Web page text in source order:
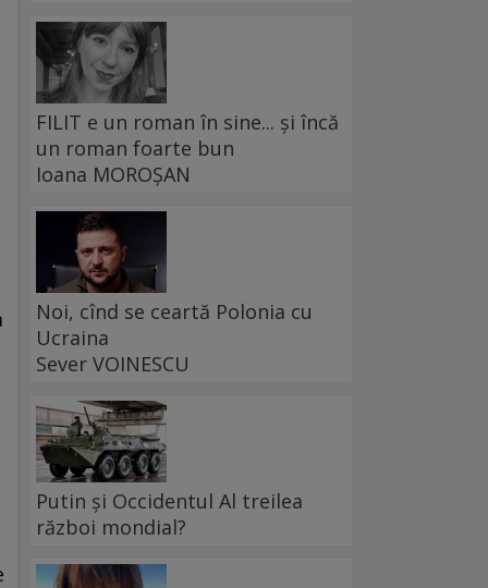
FILIT e un roman în sine... și încă
un roman foarte bun
Ioana MOROȘAN
Noi, cînd se ceartă Polonia cu
Ucraina
Sever VOINESCU
Putin și Occidentul Al treilea
război mondial?